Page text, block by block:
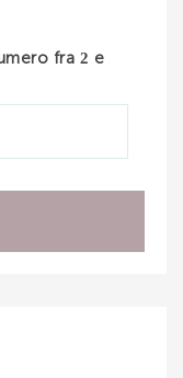
fra 2 e